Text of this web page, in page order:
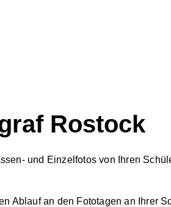
Rostock
und Einzelfotos von Ihren
Ablaufan den Fototagen an Ihrer